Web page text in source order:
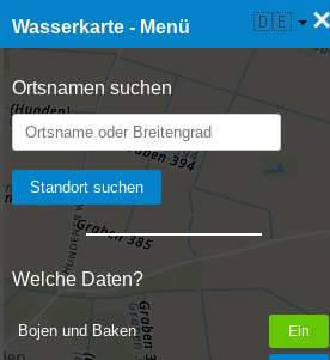
Wasserkarte - Menü ×
Ortsnamen suchen
Welche Daten?
Bojen und Baken
☰ Wasserkarte Live 🇩🇪